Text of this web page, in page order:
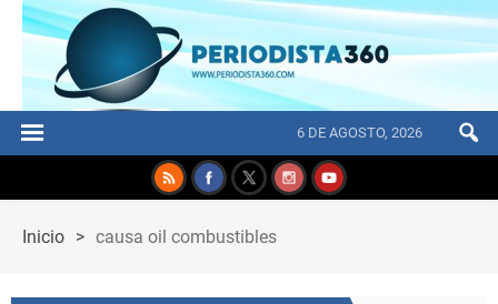
6 DE AGOSTO, 2026
Inicio > causa oil combustibles